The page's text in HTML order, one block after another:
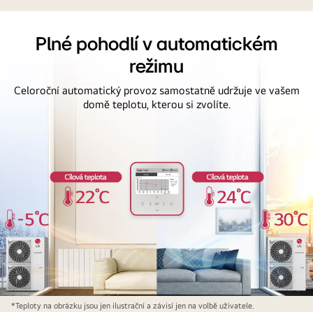
Plné
Plné pohodlí v automatickém
režimu
Celoroční automatický provoz samostatně udržuje ve vašem
domě teplotu, kterou si zvolíte.
*Teploty na obrázku jsou jen ilustrační a závisí jen na volbě uživatele.